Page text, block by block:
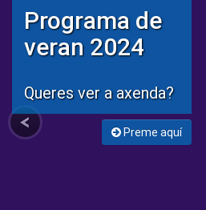
Programa de
veran 2024
Queres ver a axenda?
Preme aquí